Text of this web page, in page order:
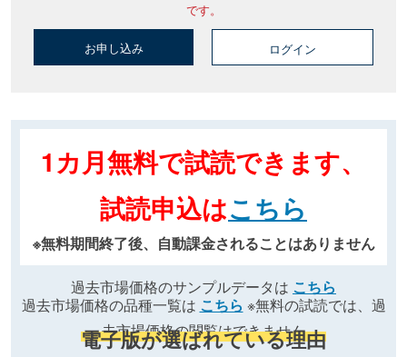
です。
お申し込み ログイン
1カ月無料で試読できます、
試読申込はこちら
※無料期間終了後、自動課金されることはありません
過去市場価格のサンプルデータは こちら
過去市場価格の品種一覧は こちら ※無料の試読では、過
去市場価格の閲覧はできません
電子版が選ばれている理由